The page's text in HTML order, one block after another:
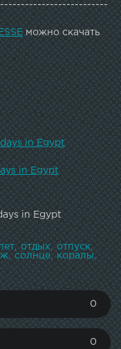
группа Вконтакте:
- Voices (Estiva
Tundra - Red Hot
Mix)Saundtrek iz
можно скачать
in Egypt
in Egypt
in Egypt
отдых
отпуск
солнце
коралы
0
0